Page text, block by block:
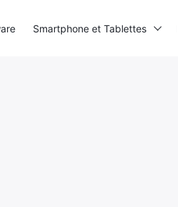
Smartphone et Tablettes